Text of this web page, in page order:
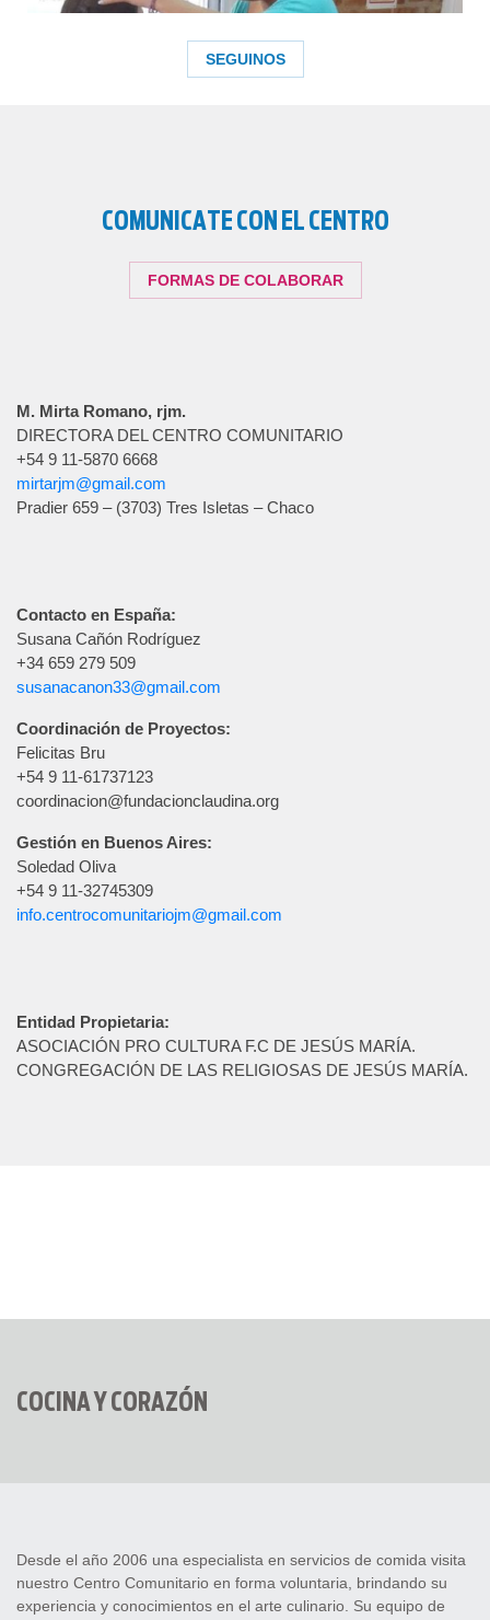
SEGUINOS
COMUNICATE CON EL CENTRO
FORMAS DE COLABORAR
M. Mirta Romano, rjm.
DIRECTORA DEL CENTRO COMUNITARIO
+54 9 11-5870 6668
mirtarjm@gmail.com
Pradier 659 – (3703) Tres Isletas – Chaco
Contacto en España:
Susana Cañón Rodríguez
+34 659 279 509
susanacanon33@gmail.com
Coordinación de Proyectos:
Felicitas Bru
+54 9 11-61737123
coordinacion@fundacionclaudina.org
Gestión en Buenos Aires:
Soledad Oliva
+54 9 11-32745309
info.centrocomunitariojm@gmail.com
Entidad Propietaria:
ASOCIACIÓN PRO CULTURA F.C DE JESÚS MARÍA.
CONGREGACIÓN DE LAS RELIGIOSAS DE JESÚS MARÍA.
COCINA Y CORAZÓN
Desde el año 2006 una especialista en servicios de comida visita
nuestro Centro Comunitario en forma voluntaria, brindando su
experiencia y conocimientos en el arte culinario. Su equipo de